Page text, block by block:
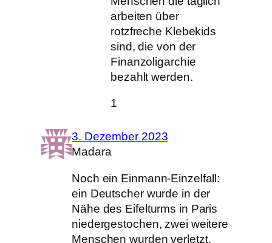
arbeiten über
rotzfreche Klebekids
sind, die von der
Finanzoligarchie
bezahlt werden.
1
3. Dezember 2023
Madara
Noch ein Einmann-Einzelfall:
ein Deutscher wurde in der
Nähe des Eifelturms in Paris
niedergestochen, zwei weitere
Menschen wurden verletzt.